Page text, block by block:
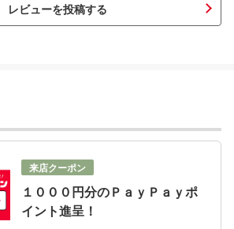
レビューを投稿する
来店クーポン
１０００円分のＰａｙＰａｙポ
イント進呈！